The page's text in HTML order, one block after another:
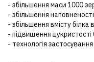
- збільшення маси 1000
- збільшення
- збільшення вмісту білка
- підвищення цукристості
- технологія застосування